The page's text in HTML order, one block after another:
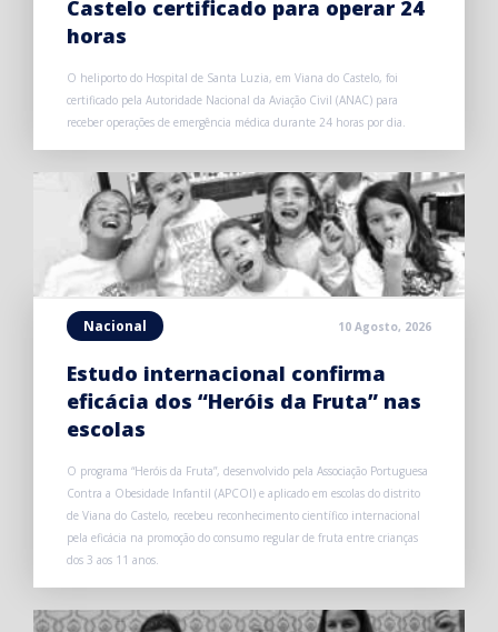
Castelo certificado para operar 24
horas
O heliporto do Hospital de Santa Luzia, em Viana do Castelo, foi
certificado pela Autoridade Nacional da Aviação Civil (ANAC) para
receber operações de emergência médica durante 24 horas por dia.
Nacional 10 Agosto, 2026
Estudo internacional confirma
eficácia dos “Heróis da Fruta” nas
escolas
O programa “Heróis da Fruta”, desenvolvido pela Associação Portuguesa
Contra a Obesidade Infantil (APCOI) e aplicado em escolas do distrito
de Viana do Castelo, recebeu reconhecimento científico internacional
pela eficácia na promoção do consumo regular de fruta entre crianças
dos 3 aos 11 anos.